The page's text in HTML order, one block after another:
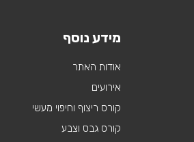
מידע נוסף
אודות האתר
אירועים
קורס ריצוף וחיפוי מעשי
קורס גבס וצבע